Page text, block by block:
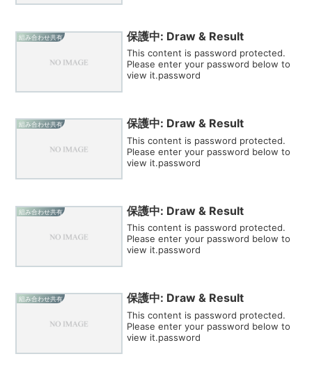
組み合わせ共有 保護中: Draw & Result
This content is password protected.
Please enter your password below to
view it.password
組み合わせ共有 保護中: Draw & Result
This content is password protected.
Please enter your password below to
view it.password
組み合わせ共有 保護中: Draw & Result
This content is password protected.
Please enter your password below to
view it.password
組み合わせ共有 保護中: Draw & Result
This content is password protected.
Please enter your password below to
view it.password